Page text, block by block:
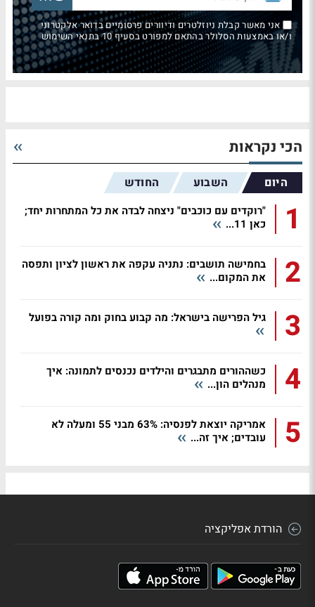
אני מאשר קבלת ניוזלטרים ודיוורים פרסומיים בדואר אלקטרוני
ו/או באמצעות הסלולר בהתאם למפורט בסעיף 10 בתנאי השימוש
הכי נקראות
היום השבוע החודש
1
"רוקדים עם כוכבים" ניצחה לבדה את כל המתחרות יחד;
כאן 11...
2
בחמישה תושבים: נתניה עקפה את ראשון לציון ותפסה
את המקום...
3 גיל הפרישה בישראל: מה קבוע בחוק ומה קורה בפועל
4
כשההורים מתבגרים והילדים נכנסים לתמונה: איך
מנהלים הון...
5
אמריקה יוצאת לפנסיה: 63% מבני 55 ומעלה לא
עובדים; איך זה...
הורדת אפליקציה